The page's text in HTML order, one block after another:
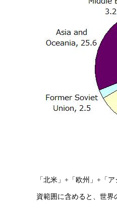
「北米」+「欧州」+「
資範囲に含めると、世界